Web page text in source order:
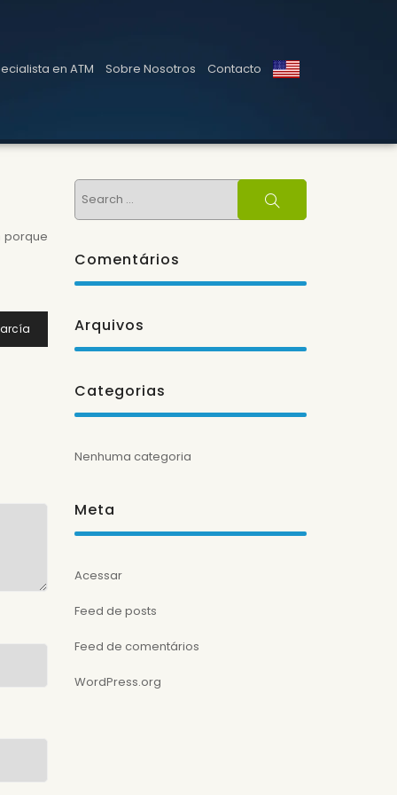
en ATM Sobre Nosotros Contacto
porque
Search
for:
Search
Comentários
Arquivos
Categorias
Nenhuma categoria
Meta
Acessar
Feed de posts
Feed de comentários
WordPress.org